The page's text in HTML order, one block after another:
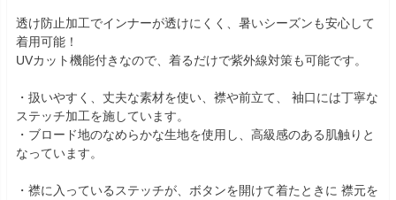
透け防止加工でインナーが透けにくく、暑いシーズンも安心して
着用可能！
UVカット機能付きなので、着るだけで紫外線対策も可能です。
・扱いやすく、丈夫な素材を使い、襟や前立て、 袖口には丁寧な
ステッチ加工を施しています。
・ブロード地のなめらかな生地を使用し、高級感のある肌触りと
なっています。
・襟に入っているステッチが、ボタンを開けて着たときに 襟元を